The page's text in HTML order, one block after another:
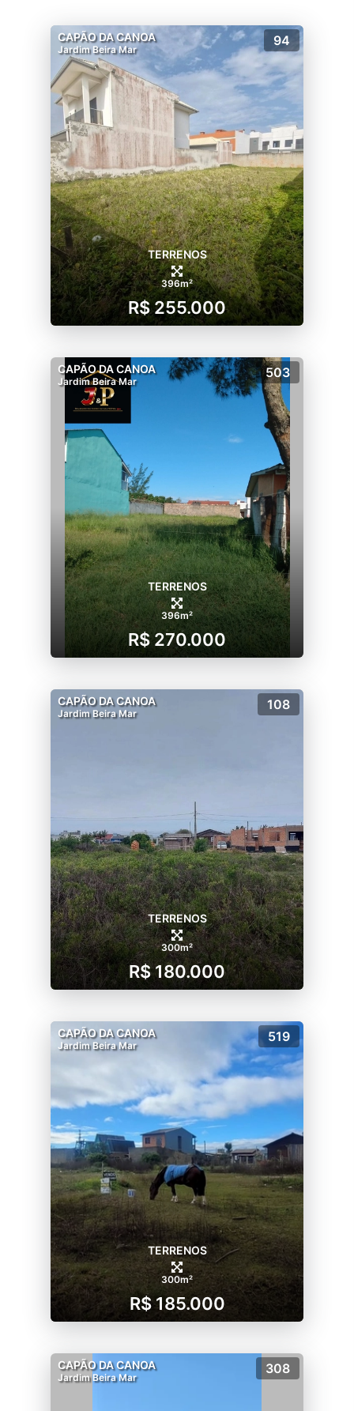
CAPÃO DA CANOA
Jardim Beira Mar
94
TERRENOS
396m²
R$ 255.000
CAPÃO DA CANOA
Jardim Beira Mar
503
TERRENOS
396m²
R$ 270.000
CAPÃO DA CANOA
Jardim Beira Mar
108
TERRENOS
300m²
R$ 180.000
CAPÃO DA CANOA
Jardim Beira Mar
519
TERRENOS
300m²
R$ 185.000
CAPÃO DA CANOA
Jardim Beira Mar
308